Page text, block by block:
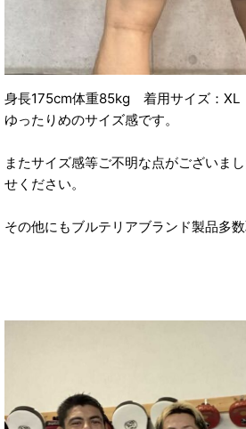
身長175cm体重85kg 着用サイズ：XL
ゆったりめのサイズ感です。
またサイズ感等ご不明な点がございま
せください。
その他にもブルテリアブランド製品多